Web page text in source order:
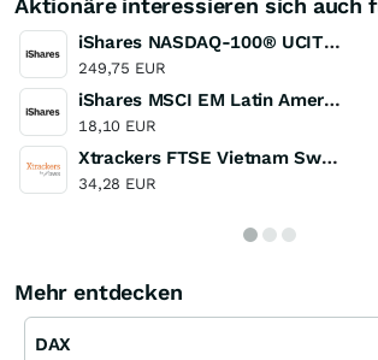
Aktionäre interessieren sich auch
iShares NASDAQ-100® UCITS ETF (DE)
249,75 EUR
iShares MSCI EM Latin America UCITS ETF (Dist)
18,10 EUR
Xtrackers FTSE Vietnam Swap UCITS ETF
34,28 EUR
Mehr entdecken
DAX